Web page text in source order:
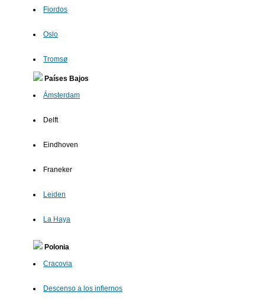
Fiordos
Oslo
Tromsø
Países Bajos
Ámsterdam
Delft
Eindhoven
Franeker
Leiden
La Haya
Polonia
Cracovia
Descenso a los infiernos